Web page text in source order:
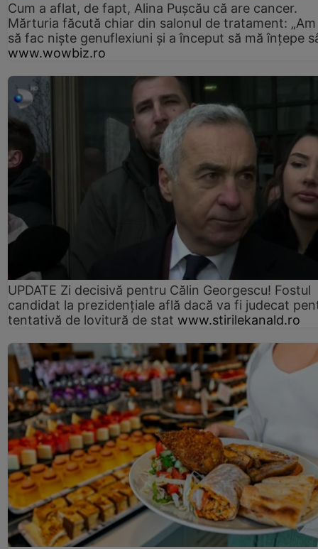
Cum a aflat, de fapt, Alina Pușcău că are cancer.
Mărturia făcută chiar din salonul de tratament:
să fac niște genuflexiuni și a început să mă înțepe
www.wowbiz.ro
UPDATE Zi decisivă pentru Călin Georgescu! Fostul
candidat la prezidențiale află dacă va fi judecat
tentativă de lovitură de stat www.stirilekanald.ro